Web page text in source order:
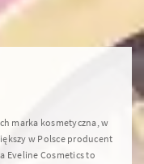
marka kosmetyczna, w
w Polsce producent
Eveline Cosmetics to